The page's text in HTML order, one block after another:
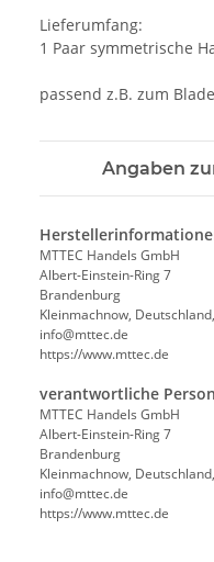
Lieferumfang:
1 Paar symmetrische
passend z.B. zum
Angaben
MTTEC Handels GmbH
Albert-Einstein-Ring 7
Brandenburg
Kleinmachnow,
info@mttec.de
https://www.mttec.de
verantwortliche
MTTEC Handels GmbH
Albert-Einstein-Ring 7
Brandenburg
Kleinmachnow,
info@mttec.de
https://www.mttec.de